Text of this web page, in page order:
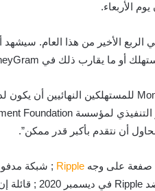
الأربعاء.
أن نتقدم بأكبر قدر ممكن”.
صفعة على وجه Ripple